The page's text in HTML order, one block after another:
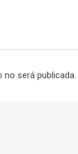
será publicada.